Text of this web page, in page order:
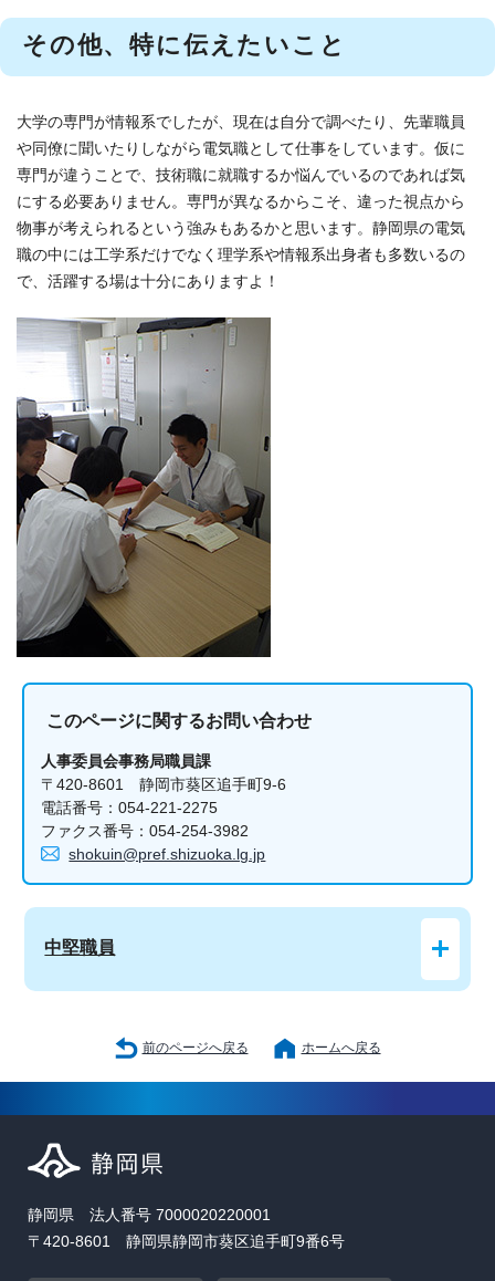
その他、特に伝えたいこと
大学の専門が情報系でしたが、現在は自分で調べたり、先輩職員
や同僚に聞いたりしながら電気職として仕事をしています。仮に
専門が違うことで、技術職に就職するか悩んでいるのであれば気
にする必要ありません。専門が異なるからこそ、違った視点から
物事が考えられるという強みもあるかと思います。静岡県の電気
職の中には工学系だけでなく理学系や情報系出身者も多数いるの
で、活躍する場は十分にありますよ！
このページに関するお問い合わせ
人事委員会事務局職員課
〒420-8601 静岡市葵区追手町9-6
電話番号：054-221-2275
ファクス番号：054-254-3982
shokuin@pref.shizuoka.lg.jp
中堅職員
前のページへ戻る ホームへ戻る
静岡県 法人番号 7000020220001
〒420-8601 静岡県静岡市葵区追手町9番6号